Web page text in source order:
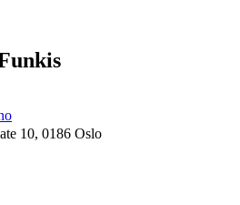
10, 0186 Oslo